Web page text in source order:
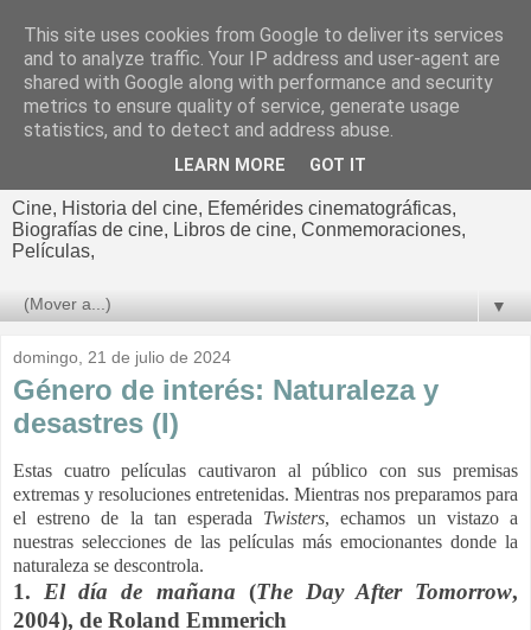
El cultural
cinematográfico de Jorge
Cine, Historia del cine, Efemérides cinematográficas,
Biografías de cine, Libros de cine, Conmemoraciones,
Películas,
▼
domingo, 21 de julio de 2024
Género de interés: Naturaleza y
desastres (I)
Estas cuatro películas cautivaron al público con sus premisas
extremas y resoluciones entretenidas. Mientras nos preparamos para
el estreno de la tan esperada Twisters, echamos un vistazo a
nuestras selecciones de las películas más emocionantes donde la
naturaleza se descontrola.
1. El día de mañana (The Day After Tomorrow,
2004), de Roland Emmerich
This site uses cookies from Google to deliver its services
and to analyze traffic. Your IP address and user-agent are
shared with Google along with performance and security
metrics to ensure quality of service, generate usage
statistics, and to detect and address abuse.
LEARN MORE GOT IT